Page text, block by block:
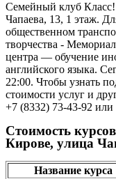
Семейный клуб Класс!
Чапаева, 13, 1 этаж.
общественном
творчества -
центра — обучение
английского языка.
22:00. Чтобы узнать
стоимости услуг и
+7 (8332) 73-43-92 или
Стоимость
Кирове, улица
Название курса